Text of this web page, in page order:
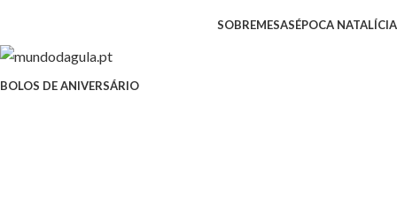
SOBREMESASÉPOCA NATALÍCIA
BOLOS DE ANIVERSÁRIO